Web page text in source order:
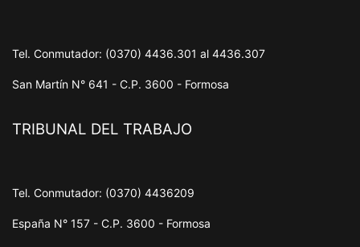
Tel. Conmutador: (0370) 4436.301 al 4436.307
San Martín N° 641 - C.P. 3600 - Formosa
TRIBUNAL DEL TRABAJO
Tel. Conmutador: (0370) 4436209
España N° 157 - C.P. 3600 - Formosa